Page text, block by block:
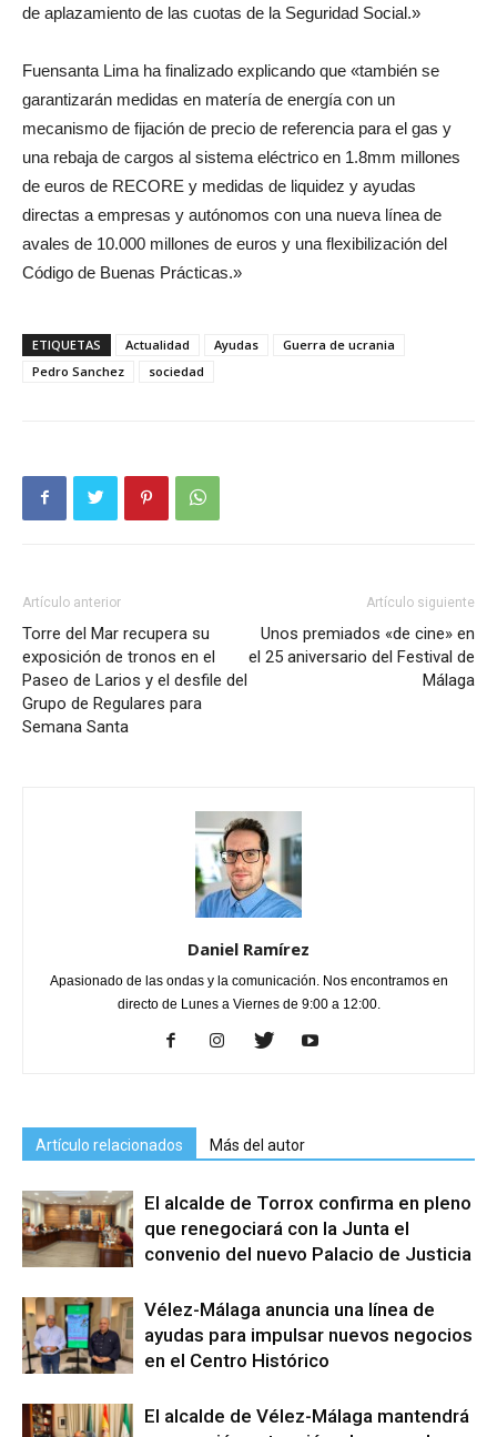
de aplazamiento de las cuotas de la Seguridad Social.»
Fuensanta Lima ha finalizado explicando que «también se
garantizarán medidas en matería de energía con un
mecanismo de fijación de precio de referencia para el gas y
una rebaja de cargos al sistema eléctrico en 1.8mm millones
de euros de RECORE y medidas de liquidez y ayudas
directas a empresas y autónomos con una nueva línea de
avales de 10.000 millones de euros y una flexibilización del
Código de Buenas Prácticas.»
ETIQUETAS Actualidad Ayudas
Guerra de ucrania
Pedro Sanchez
sociedad
Artículo anterior
Torre del Mar recupera su
exposición de tronos en el
Paseo de Larios y el desfile del
Grupo de Regulares para
Semana Santa
Artículo siguiente
Unos premiados «de cine» en
el 25 aniversario del Festival de
Málaga
Daniel Ramírez
Apasionado de las ondas y la comunicación. Nos encontramos en
directo de Lunes a Viernes de 9:00 a 12:00.
Artículo relacionados Más del autor
El alcalde de Torrox confirma en pleno
que renegociará con la Junta el
convenio del nuevo Palacio de Justicia
Vélez-Málaga anuncia una línea de
ayudas para impulsar nuevos negocios
en el Centro Histórico
El alcalde de Vélez-Málaga mantendrá